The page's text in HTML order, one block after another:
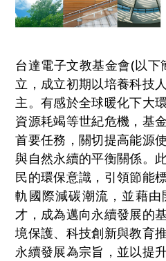
台達電子文教基金會(以下
立，成立初期以培養科技
主。有感於全球暖化下大
資源耗竭等世紀危機，基
首要任務，關切提高能源
與自然永續的平衡關係。
民的環保意識，引領節能
軌國際減碳潮流，並藉
才，成為邁向永續發展的
境保護、科技創新與教育
永續發展為宗旨，並以提